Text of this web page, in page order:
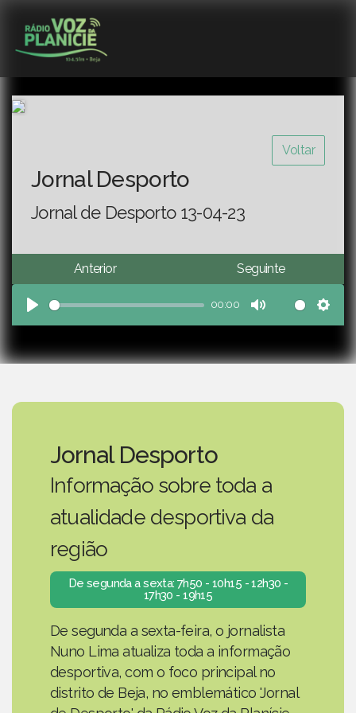
Voltar
Jornal Desporto
Jornal de Desporto 13-04-23
Anterior Seguinte
Play
00:00
Mute
Jornal Desporto
Informação sobre toda a
atualidade desportiva da
região
De segunda a sexta: 7h50 - 10h15 - 12h30 -
17h30 - 19h15
De segunda a sexta-feira, o jornalista
Nuno Lima atualiza toda a informação
desportiva, com o foco principal no
distrito de Beja, no emblemático 'Jornal